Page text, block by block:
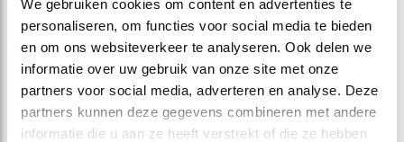
We gebruiken cookies om content en advertenties te
personaliseren, om functies voor social media te bieden
en om ons websiteverkeer te analyseren. Ook delen we
informatie over uw gebruik van onze site met onze
partners voor social media, adverteren en analyse. Deze
partners kunnen deze gegevens combineren met andere
informatie die u aan ze heeft verstrekt of die ze hebben